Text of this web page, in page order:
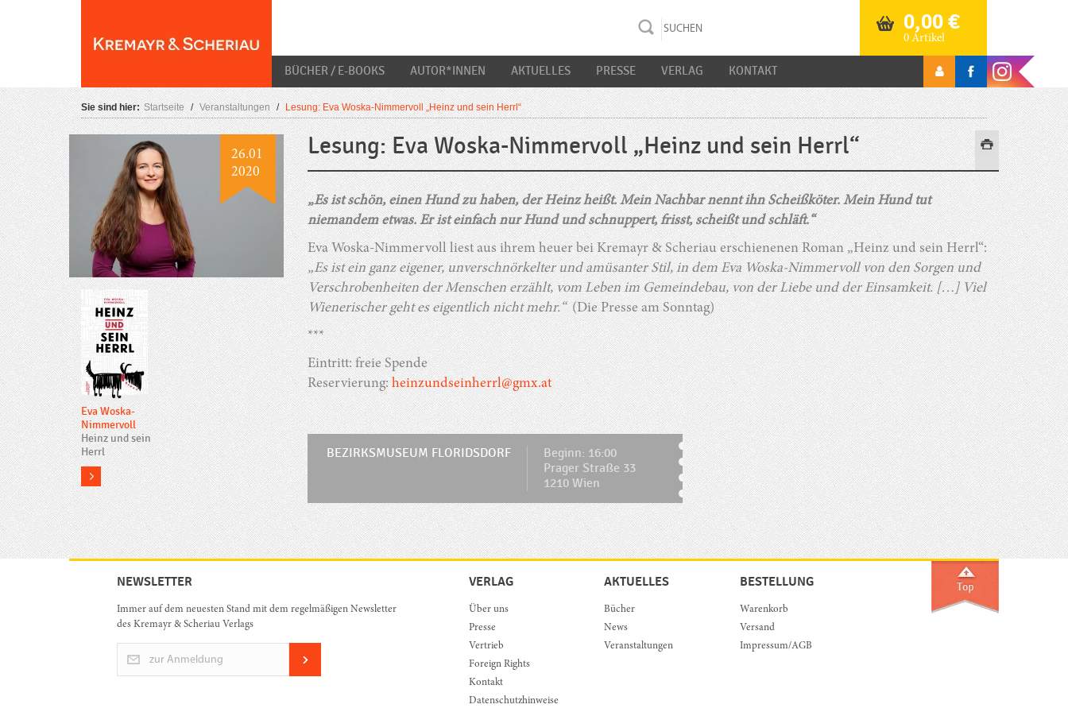
0,00€
0 Artikel
BÜCHER / E-BOOKS AUTOR*INNEN AKTUELLES PRESSE VERLAG KONTAKT
Sie sind hier: Startseite / Veranstaltungen / Lesung: Eva Woska-Nimmervoll „Heinz und sein Herrl“
26.01
2020
Eva Woska-
Nimmervoll
Heinz und sein
Herrl
more
Lesung: Eva Woska-Nimmervoll „Heinz und sein Herrl“
„Es ist schön, einen Hund zu haben, der Heinz heißt. Mein Nachbar nennt ihn Scheißköter. Mein Hund tut
niemandem etwas. Er ist einfach nur Hund und schnuppert, frisst, scheißt und schläft.“
Eva Woska-Nimmervoll liest aus ihrem heuer bei Kremayr & Scheriau erschienenen Roman „Heinz und sein Herrl“:
„Es ist ein ganz eigener, unverschnörkelter und amüsanter Stil, in dem Eva Woska-Nimmervoll von den Sorgen und
Verschrobenheiten der Menschen erzählt, vom Leben im Gemeindebau, von der Liebe und der Einsamkeit. […] Viel
Wienerischer geht es eigentlich nicht mehr.“(Die Presse am Sonntag)
***
Eintritt: freie Spende
Reservierung:heinzundseinherrl@gmx.at
BEZIRKSMUSEUM FLORIDSDORF
Beginn: 16:00
Prager Straße 33
1210 Wien
VERLAG
Über uns
Presse
Vertrieb
Foreign Rights
Kontakt
Datenschutzhinweise
AKTUELLES
Bücher
News
Veranstaltungen
BESTELLUNG
Warenkorb
Versand
Impressum/AGB
NEWSLETTER
Immer auf dem neuesten Stand mit dem regelmäßigen Newsletter
des Kremayr & Scheriau Verlags
zur Anmeldung